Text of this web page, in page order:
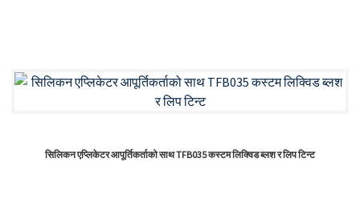
सिलिकन एप्लिकेटर आपूर्तिकर्ताको साथ TFB035 कस्टम लिक्विड ब्लश र लिप टिन्ट